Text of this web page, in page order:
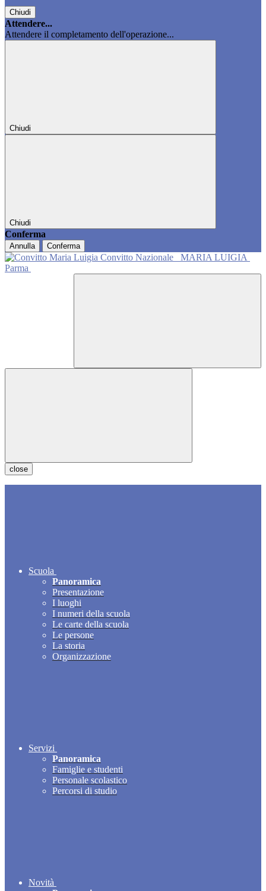
Chiudi
Attendere...
Attendere il completamento dell'operazione...
Chiudi
Chiudi
Conferma
Annulla Conferma
Convitto Nazionale
MARIA LUIGIA
Parma
close
Scuola
Panoramica
Presentazione
I luoghi
I numeri della scuola
Le carte della scuola
Le persone
La storia
Organizzazione
Servizi
Panoramica
Famiglie e studenti
Personale scolastico
Percorsi di studio
Novità